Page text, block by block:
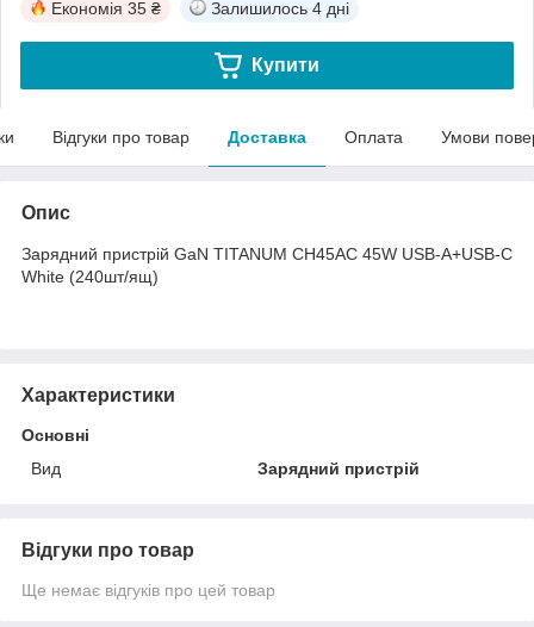
Економія 35 ₴ Залишилось 4 дні
Купити
Відгуки про товар Доставка Оплата Умови
Опис
Зарядний пристрій GaN TITANUM CH45AC 45W USB-A+USB-C
White (240шт/ящ)
Характеристики
Основні
Вид
Зарядний пристрій
Відгуки про товар
Ще немає відгуків про цей товар